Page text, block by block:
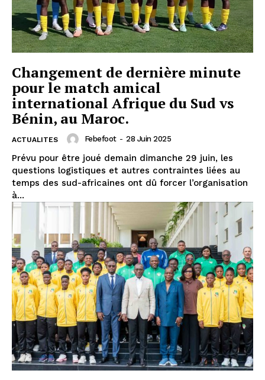
Changement de dernière minute
pour le match amical
international Afrique du Sud vs
Bénin, au Maroc.
ACTUALITES Febefoot - 28 Juin 2025
Prévu pour être joué demain dimanche 29 juin, les
questions logistiques et autres contraintes liées au
temps des sud-africaines ont dû forcer l’organisation
à...